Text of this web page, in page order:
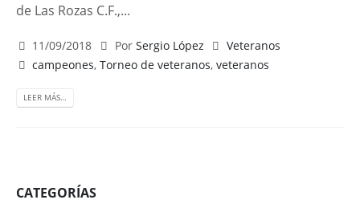
de Las Rozas C.F.,...
11/09/2018 Por Sergio López
Veteranos
campeones,Torneo de veteranos,veteranos
LEER MÁS…
CATEGORÍAS